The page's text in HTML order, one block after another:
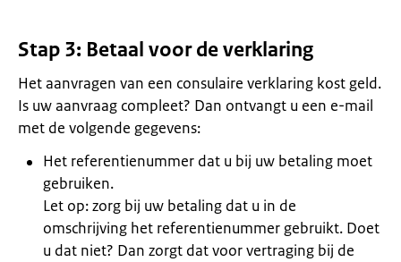
Stap 3: Betaal voor de verklaring
Het aanvragen van een consulaire verklaring kost geld.
Is uw aanvraag compleet? Dan ontvangt u een e-mail
met de volgende gegevens:
Het referentienummer dat u bij uw betaling moet
gebruiken.
Let op: zorg bij uw betaling dat u in de
omschrijving het referentienummer gebruikt. Doet
u dat niet? Dan zorgt dat voor vertraging bij de